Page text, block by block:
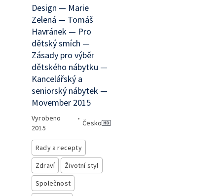
Design — Marie
Zelená — Tomáš
Havránek — Pro
dětský smích —
Zásady pro výběr
dětského nábytku —
Kancelářský a
seniorský nábytek —
Movember 2015
Vyrobeno
2015
•
Česko
Rady a recepty
Zdraví
Životní styl
Společnost